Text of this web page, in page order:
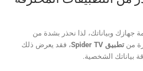
وبياناتك، لذا نحذر بشدة من
منتطبيق Spider TV، فقد يعرض ذلك
بياناتك الشخصية.